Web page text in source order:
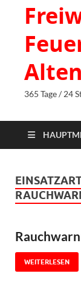
365 Tage / 24
WEITERLESEN